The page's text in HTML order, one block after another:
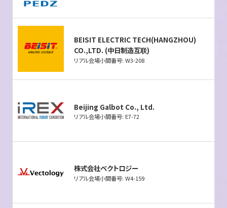
BEISIT ELECTRIC TECH(HANGZHOU)
CO.,LTD. (中日制造互联)
リアル会場小間番号: W3-208
Beijing Galbot Co., Ltd.
リアル会場小間番号: E7-72
株式会社ベクトロジー
リアル会場小間番号: W4-159